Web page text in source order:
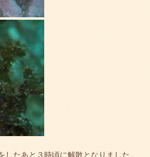
たあと３時頃に解散となりました。